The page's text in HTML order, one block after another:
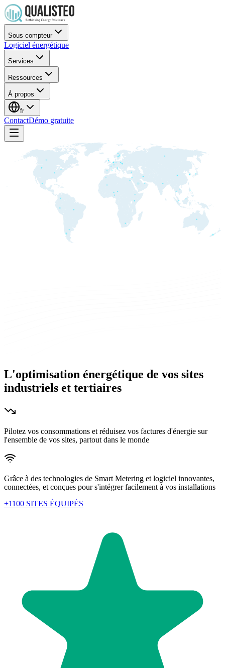
Sous compteur
Logiciel énergétique
Services
Ressources
À propos
fr
ContactDémo gratuite
L'optimisation énergétique de vos sites
industriels et tertiaires
Pilotez vos consommations et réduisez vos factures d'énergie sur
l'ensemble de vos sites, partout dans le monde
Grâce à des technologies de Smart Metering et logiciel innovantes,
connectées, et conçues pour s'intégrer facilement à vos installations
+1100 SITES ÉQUIPÉS